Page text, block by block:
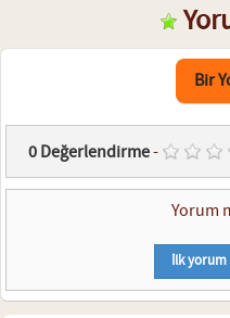
Bir
0Değerlendirme-
Yorum
İlk yorum